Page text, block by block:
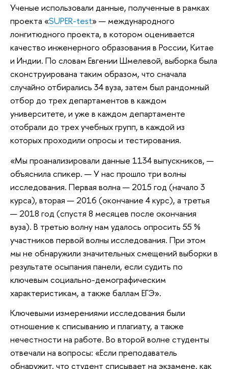
Ученые использовали данные, полученные в рамках
проекта «SUPER-test» — международного
лонгитюдного проекта, в котором оценивается
качество инженерного образования в России, Китае
и Индии. По словам Евгении Шмелевой, выборка была
сконструирована таким образом, что сначала
случайно отбирались 34 вуза, затем был рандомный
отбор до трех департаментов в каждом
университете, и уже в каждом департаменте
отобрали до трех учебных групп, в каждой из
которых проходили опросы и тестирования.
«Мы проанализировали данные 1134 выпускников, —
объяснила спикер. — У нас прошло три волны
исследования. Первая волна — 2015 год (начало 3
курса), вторая — 2016 (окончание 4 курс), а третья
— 2018 год (спустя 8 месяцев после окончания
вуза). В третью волну нам удалось опросить 55 %
участников первой волны исследования. При этом
мы не обнаружили значительных смещений выборки в
результате осыпания панели, если судить по
ключевым социально-демографическим
характеристикам, а также баллам ЕГЭ».
Ключевыми измерениями исследования были
отношение к списыванию и плагиату, а также
нечестности на работе. Во второй волне студенты
отвечали на вопросы: «Если преподаватель
обнаружит, что студент списывает на экзамене, как